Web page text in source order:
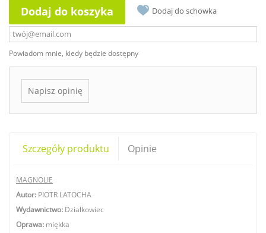
Dodaj do koszyka Dodaj do schowka
Powiadom mnie, kiedy będzie dostępny
Napisz opinię
Szczegóły produktu Opinie
MAGNOLIE
Autor: PIOTR LATOCHA
Wydawnictwo: Działkowiec
Oprawa: miękka